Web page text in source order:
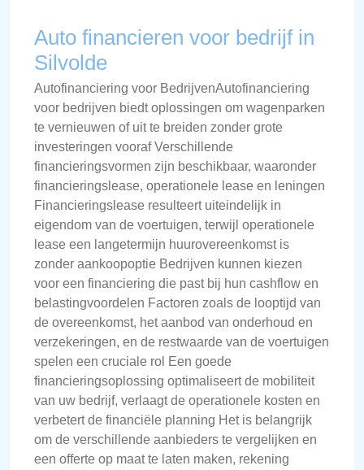
Auto financieren voor bedrijf in
Silvolde
Autofinanciering voor BedrijvenAutofinanciering
voor bedrijven biedt oplossingen om wagenparken
te vernieuwen of uit te breiden zonder grote
investeringen vooraf Verschillende
financieringsvormen zijn beschikbaar, waaronder
financieringslease, operationele lease en leningen
Financieringslease resulteert uiteindelijk in
eigendom van de voertuigen, terwijl operationele
lease een langetermijn huurovereenkomst is
zonder aankoopoptie Bedrijven kunnen kiezen
voor een financiering die past bij hun cashflow en
belastingvoordelen Factoren zoals de looptijd van
de overeenkomst, het aanbod van onderhoud en
verzekeringen, en de restwaarde van de voertuigen
spelen een cruciale rol Een goede
financieringsoplossing optimaliseert de mobiliteit
van uw bedrijf, verlaagt de operationele kosten en
verbetert de financiële planning Het is belangrijk
om de verschillende aanbieders te vergelijken en
een offerte op maat te laten maken, rekening